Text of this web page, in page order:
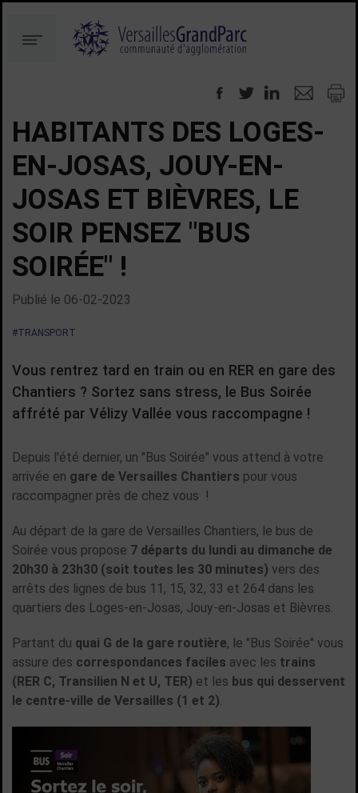
au
contenu
à
Menu
HABITANTS DES LOGES-
EN-JOSAS, JOUY-EN-
JOSAS ET BIÈVRES, LE
SOIR PENSEZ "BUS
SOIRÉE" !
Publié le 06-02-2023
#TRANSPORT
Vous rentrez tard en train ou en RER en gare des
Chantiers ? Sortez sans stress, le Bus Soirée
affrété par Vélizy Vallée vous raccompagne !
Depuis l'été dernier, un "Bus Soirée" vous attend à votre
arrivée en gare de Versailles Chantiers pour vous
raccompagner près de chez vous !
Au départ de la gare de Versailles Chantiers, le bus de
Soirée vous propose 7 départs du lundi au dimanche de
20h30 à 23h30 (soit toutes les 30 minutes) vers des
arrêts des lignes de bus 11, 15, 32, 33 et 264 dans les
quartiers des Loges-en-Josas, Jouy-en-Josas et Bièvres.
Partant du quai G de la gare routière, le "Bus Soirée" vous
assure des correspondances faciles avec les trains
(RER C, Transilien N et U, TER) et les bus qui desservent
le centre-ville de Versailles (1 et 2).